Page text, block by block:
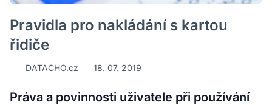
Pravidla pro nakládání s kartou
řidiče
DATACHO.cz 18. 07. 2019
Práva a povinnosti uživatele při používání